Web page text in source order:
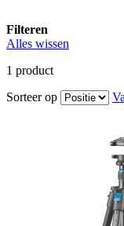
Filteren
Alles wissen
1 product
Sorteer op